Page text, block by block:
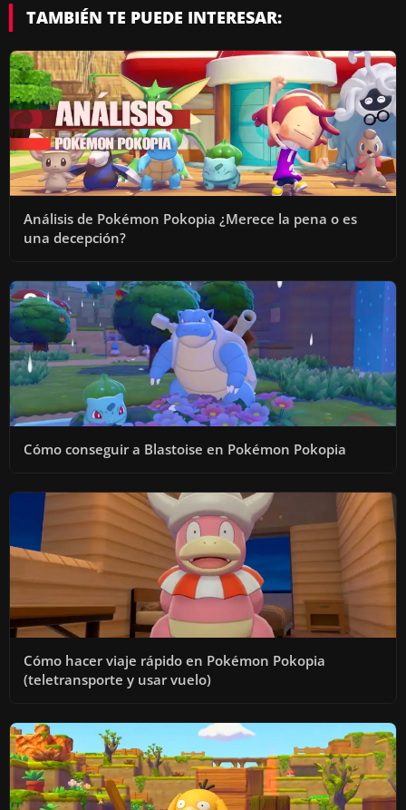
TAMBIÉN TE PUEDE INTERESAR:
Análisis de Pokémon Pokopia ¿Merece la pena o es
una decepción?
Cómo conseguir a Blastoise en Pokémon Pokopia
Cómo hacer viaje rápido en Pokémon Pokopia
(teletransporte y usar vuelo)